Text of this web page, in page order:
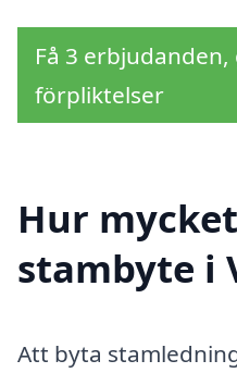
Få 3
förpliktelser
Hur
stambyte i
Att byta